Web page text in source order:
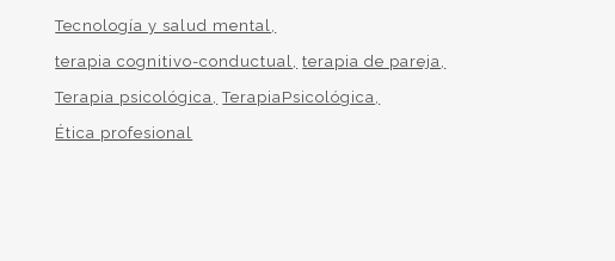
Tecnología y salud mental
terapia cognitivo-conductual
terapia de pareja
Terapia psicológica
TerapiaPsicológica
Ética profesional